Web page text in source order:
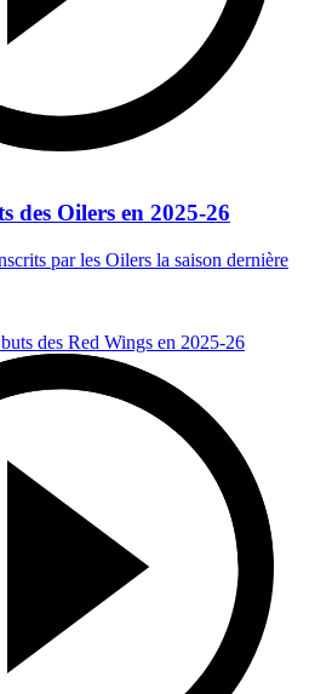
des Oilers en 2025-26
par les Oilers la saison dernière